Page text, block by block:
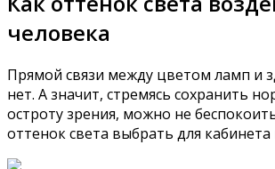
человека
Прямой связи между цветом ламп и
нет. А значит, стремясь сохранить
остроту зрения, можно не
оттенок света выбрать для кабинета